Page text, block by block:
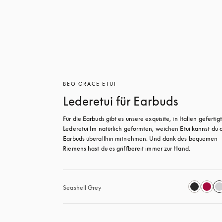
BEO GRACE ETUI
Lederetui für Earbuds
Für die Earbuds gibt es unsere exquisite, in Italien
Lederetui Im natürlich geformten, weichen Etui kannst du
Earbuds überallhin mitnehmen. Und dank des bequemen
Riemens hast du es griffbereit immer zur Hand.
Seashell Grey